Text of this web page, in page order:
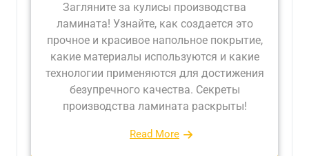
Загляните за кулисы производства
ламината! Узнайте, как создается это
прочное и красивое напольное покрытие,
какие материалы используются и какие
технологии применяются для достижения
безупречного качества. Секреты
производства ламината раскрыты!
Read More